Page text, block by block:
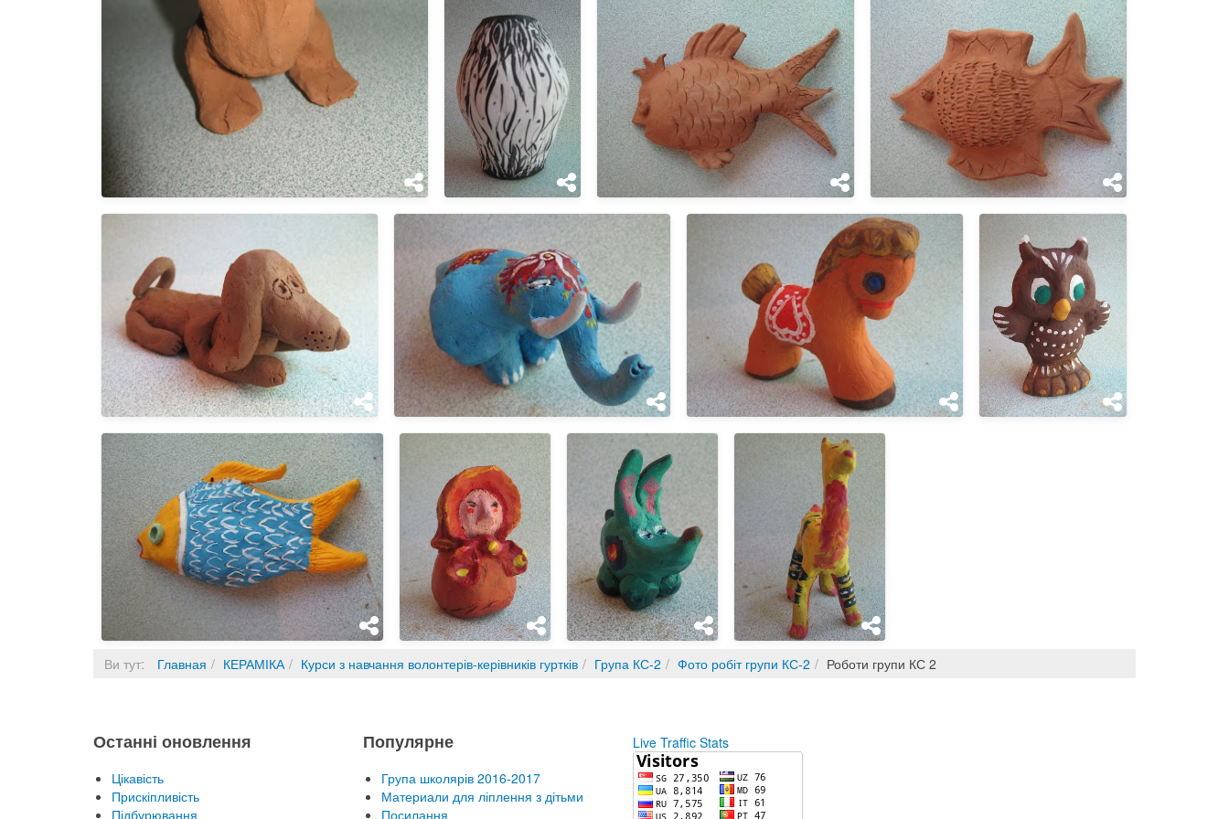
Ви тут: Главная КЕРАМІКА Курси з навчання волонтерів-керівників гуртків Група КС-2 Фото робіт групи КС-2 Роботи групи КС 2
Останні оновлення
Цікавість
Прискіпливість
Підбурювання
Популярне
Група школярів 2016-2017
Материали для ліплення з дітьми
Посилання
Live Traffic Stats